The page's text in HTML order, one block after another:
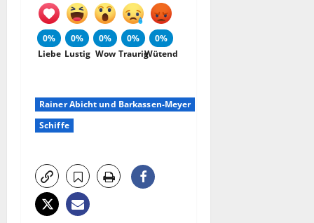
0%
Liebe
0%
Lustig
0%
Wow
0%
Traurig
0%
Wütend
Rainer Abicht und Barkassen-Meyer
Schiffe